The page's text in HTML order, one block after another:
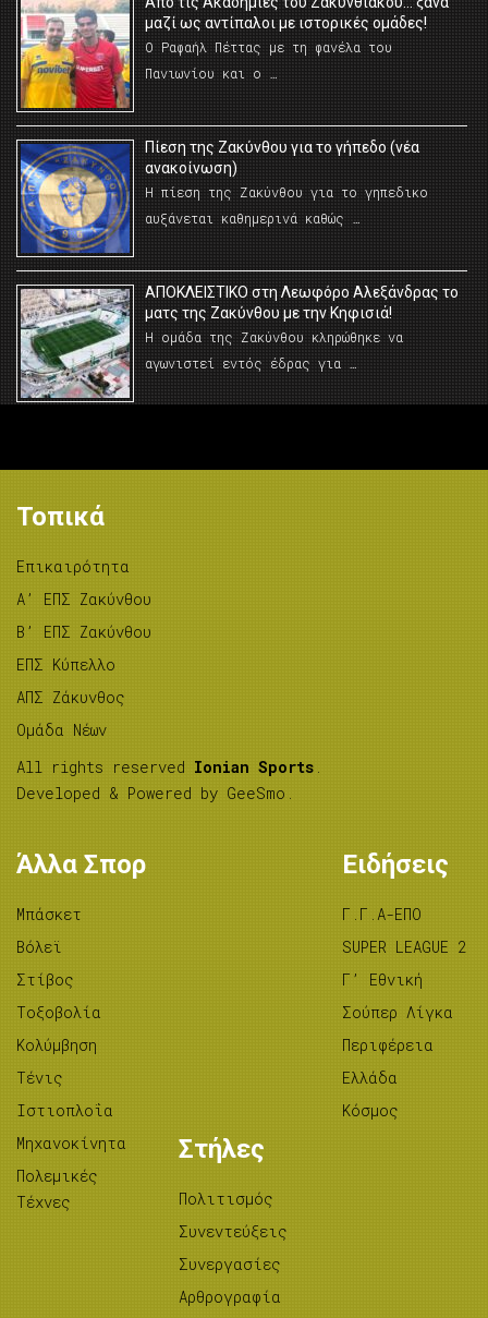
μαζί ως αντίπαλοι με ιστορικές ομάδες!
Ο Ραφαήλ Πέττας με τη φανέλα του
Πανιωνίου και ο …
Πίεση της Ζακύνθου για το γήπεδο (νέα
ανακοίνωση)
Η πίεση της Ζακύνθου για το γηπεδικο
αυξάνεται καθημερινά καθώς …
AΠΟΚΛΕΙΣΤΙΚΟ στη Λεωφόρο Αλεξάνδρας το
ματς της Ζακύνθου με την Κηφισιά!
Η ομάδα της Ζακύνθου κληρώθηκε να
αγωνιστεί εντός έδρας για …
Τοπικά
Επικαιρότητα
A’ ΕΠΣ Ζακύνθου
B’ ΕΠΣ Ζακύνθου
ΕΠΣ Κύπελλο
ΑΠΣ Ζάκυνθος
Ομάδα Νέων
All rights reserved Ionian Sports .
Developed & Powered by GeeSmo .
Άλλα Σπορ
Μπάσκετ
Βόλεϊ
Στίβος
Tοξοβολία
Κολύμβηση
Τένις
Ιστιοπλοΐα
Μηχανοκίνητα
Πολεμικές
Τέχνες
Ειδήσεις
Γ.Γ.Α-ΕΠΟ
SUPER LEAGUE 2
Γ’ Εθνική
Σούπερ Λίγκα
Περιφέρεια
Ελλάδα
Κόσμος
Στήλες
Πολιτισμός
Συνεντεύξεις
Συνεργασίες
Αρθρογραφία